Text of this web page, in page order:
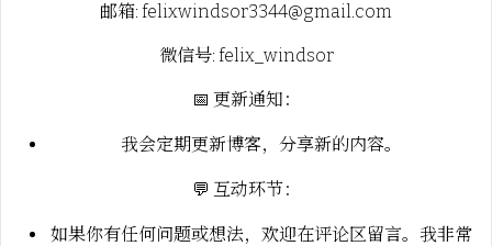
邮箱: felixwindsor3344@gmail.com
微信号: felix_windsor
📅 更新通知：
我会定期更新博客，分享新的内容。
💬 互动环节：
如果你有任何问题或想法，欢迎在评论区留言。我非常